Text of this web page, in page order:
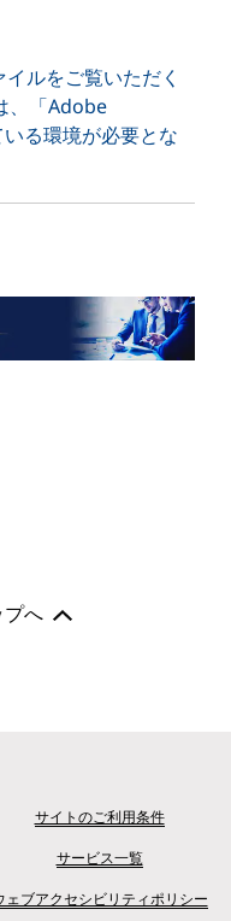
イルをご覧いただく
、「Adobe
る環境が必要とな
プへ
サイトのご利用条件
サービス一覧
ェブアクセシビリティポリシー